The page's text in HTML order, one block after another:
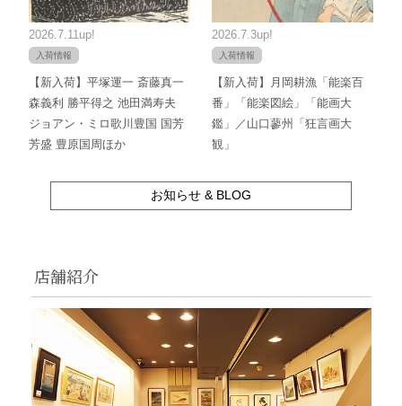
2026.7.11up!
入荷情報
【新入荷】平塚運一 斎藤真一
森義利 勝平得之 池田満寿夫
ジョアン・ミロ歌川豊国 国芳
芳盛 豊原国周ほか
2026.7.3up!
入荷情報
【新入荷】月岡耕漁「能楽百
番」「能楽図絵」「能画大
鑑」／山口蓼州「狂言画大
観」
お知らせ & BLOG
店舗紹介